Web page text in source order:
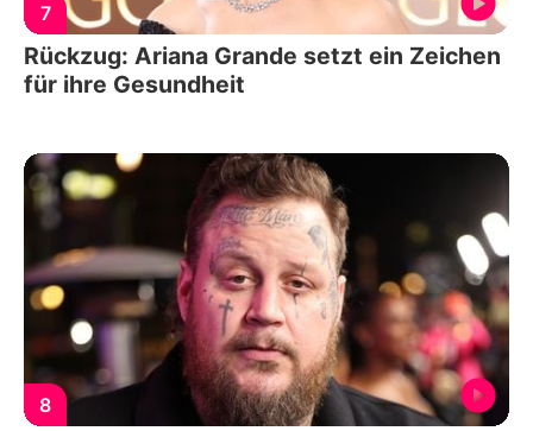
7
Rückzug: Ariana Grande setzt ein Zeichen
für ihre Gesundheit
8